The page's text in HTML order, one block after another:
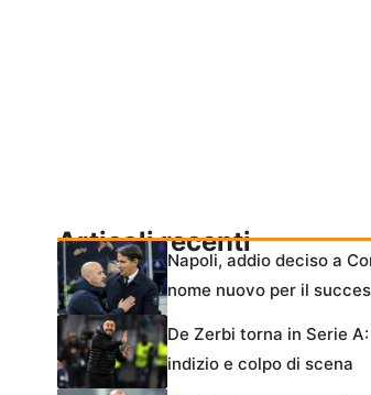
Articoli recenti
Napoli, addio deciso a
nome nuovo per il
De Zerbi torna in Serie
indizio e colpo di scena